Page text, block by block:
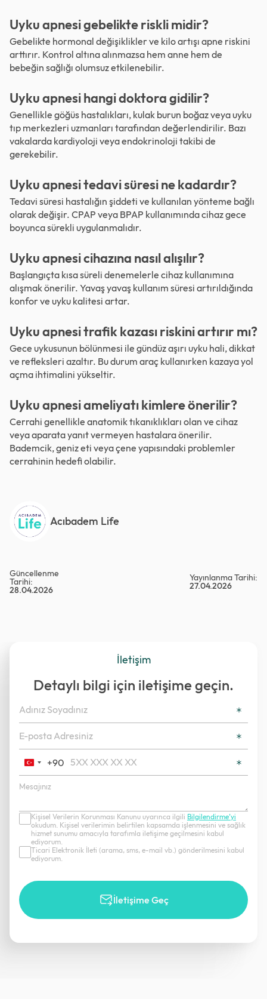
Uyku apnesi gebelikte riskli midir?
Gebelikte hormonal değişiklikler ve kilo artışı apne riskini
arttırır. Kontrol altına alınmazsa hem anne hem de
bebeğin sağlığı olumsuz etkilenebilir.
Uyku apnesi hangi doktora gidilir?
Genellikle göğüs hastalıkları, kulak burun boğaz veya uyku
tıp merkezleri uzmanları tarafından değerlendirilir. Bazı
vakalarda kardiyoloji veya endokrinoloji takibi de
gerekebilir.
Uyku apnesi tedavi süresi ne kadardır?
Tedavi süresi hastalığın şiddeti ve kullanılan yönteme bağlı
olarak değişir. CPAP veya BPAP kullanımında cihaz gece
boyunca sürekli uygulanmalıdır.
Uyku apnesi cihazına nasıl alışılır?
Başlangıçta kısa süreli denemelerle cihaz kullanımına
alışmak önerilir. Yavaş yavaş kullanım süresi artırıldığında
konfor ve uyku kalitesi artar.
Uyku apnesi trafik kazası riskini artırır mı?
Gece uykusunun bölünmesi ile gündüz aşırı uyku hali, dikkat
ve refleksleri azaltır. Bu durum araç kullanırken kazaya yol
açma ihtimalini yükseltir.
Uyku apnesi ameliyatı kimlere önerilir?
Cerrahi genellikle anatomik tıkanıklıkları olan ve cihaz
veya aparata yanıt vermeyen hastalara önerilir.
Bademcik, geniz eti veya çene yapısındaki problemler
cerrahinin hedefi olabilir.
Acıbadem Life
Güncellenme
Tarihi:
28.04.2026
Yayınlanma Tarihi:
27.04.2026
İletişim
Detaylı bilgi için iletişime geçin.
Turkey
+90
+90
Kişisel Verilerin Korunması Kanunu uyarınca ilgili Bilgilendirme’yi
okudum. Kişisel verilerimin belirtilen kapsamda işlenmesini ve sağlık
hizmet sunumu amacıyla tarafımla iletişime geçilmesini kabul
ediyorum.
Ticari Elektronik İleti (arama, sms, e-mail vb.) gönderilmesini kabul
ediyorum.
İletişime Geç